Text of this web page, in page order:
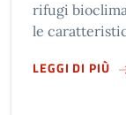
rifugi
le
LEGGI DI PIÙ